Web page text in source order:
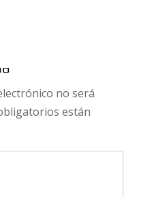
no será
están